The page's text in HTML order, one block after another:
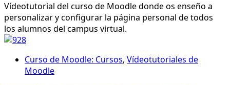
Vídeotutorial del curso de Moodle donde os enseño a
personalizar y configurar la página personal de todos
los alumnos del campus virtual.
Curso de Moodle: Cursos, Vídeotutoriales de
Moodle